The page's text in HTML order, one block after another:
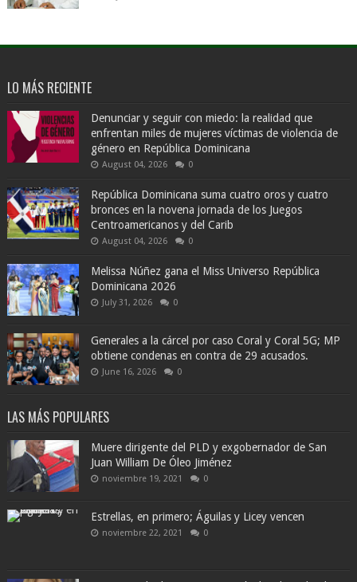
LO MÁS RECIENTE
Denunciar y seguir con miedo: la realidad que
enfrentan miles de mujeres víctimas de violencia de
género en República Dominicana
August 04, 2026 0
República Dominicana suma cuatro oros y cuatro
bronces en la novena jornada de los Juegos
Centroamericanos y del Carib
August 04, 2026 0
Melissa Núñez gana el Miss Universo República
Dominicana 2026
July 31, 2026 0
Generales a la cárcel por caso Coral y Coral 5G; MP
obtiene condenas en contra de 29 acusados.
June 16, 2026 0
LAS MÁS POPULARES
Muere dirigente del PLD y exgobernador de San
Juan William De Óleo Jiménez
noviembre 19, 2021 0
Estrellas, en primero; Águilas y Licey vencen
noviembre 22, 2021 0